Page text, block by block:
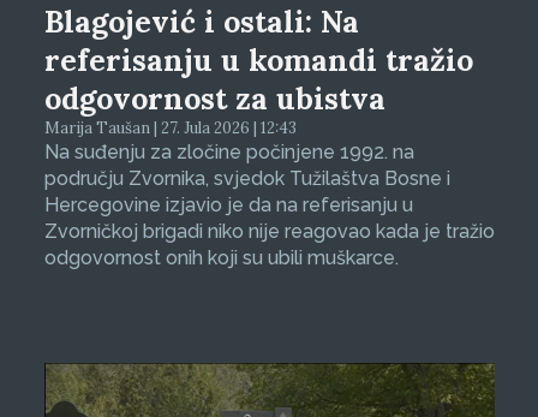
Blagojević i ostali: Na
referisanju u komandi tražio
odgovornost za ubistva
Marija Taušan | 27. Jula 2026 | 12:43
Na suđenju za zločine počinjene 1992. na
području Zvornika, svjedok Tužilaštva Bosne i
Hercegovine izjavio je da na referisanju u
Zvorničkoj brigadi niko nije reagovao kada je tražio
odgovornost onih koji su ubili muškarce.